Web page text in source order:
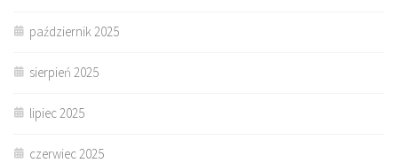
październik 2025
sierpień 2025
lipiec 2025
czerwiec 2025